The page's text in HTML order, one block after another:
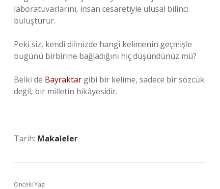
laboratuvarlarını, insan cesaretiyle ulusal bilinci
buluşturur.
Peki siz, kendi dilinizde hangi kelimenin geçmişle
bugünü birbirine bağladığını hiç düşündünüz mü?
Belki de Bayraktar gibi bir kelime, sadece bir sözcük
değil, bir milletin hikâyesidir.
Tarih: Makaleler
Önceki Yazı